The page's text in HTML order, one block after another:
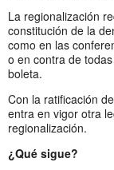
La regionalización
constitución de la
como en las
o en contra de
boleta.
Con la ratificación
entra en vigor otra
regionalización.
¿Qué sigue?